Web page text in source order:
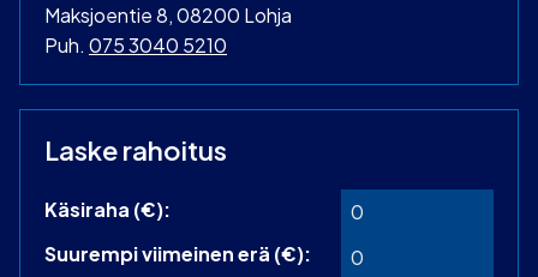
Maksjoentie 8, 08200 Lohja
Puh. 075 3040 5210
Laske rahoitus
Käsiraha (€):
Suurempi viimeinen erä (€):